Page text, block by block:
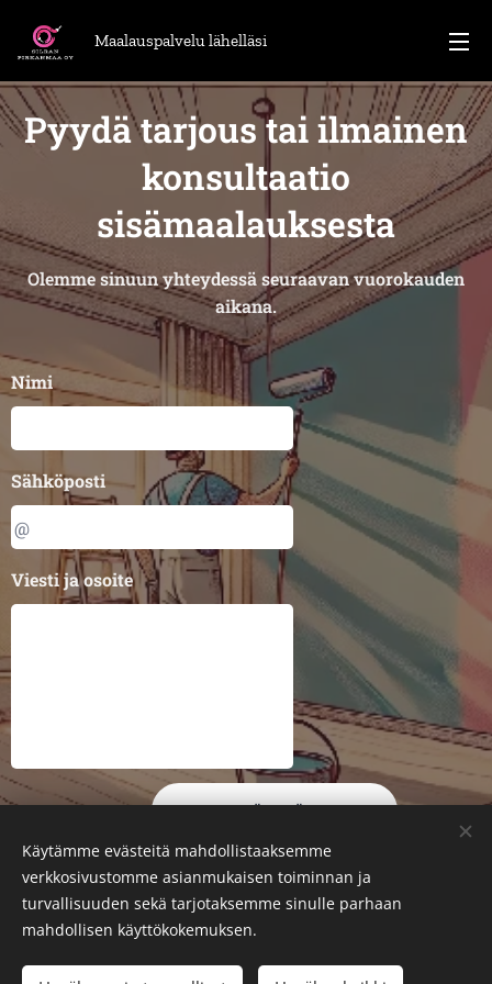
Maalauspalvelu lähelläsi
Pyydä tarjous tai ilmainen
konsultaatio
sisämaalauksesta
Olemmesinuunyhteydessäseuraavanvuorokauden
aikana.
Nimi
Sähköposti
Viesti ja osoite
LÄHETÄ
Y-tunnus 3471392-2
Silran.pirkanmaa@gmail.com
Käytämme evästeitä mahdollistaaksemme
verkkosivustomme asianmukaisen toiminnan ja
turvallisuuden sekä tarjotaksemme sinulle parhaan
mahdollisen käyttökokemuksen.